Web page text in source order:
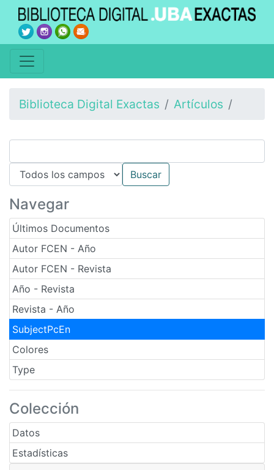
Biblioteca Digital Exactas Artículos
Navegar
Últimos Documentos
Autor FCEN - Año
Autor FCEN - Revista
Año - Revista
Revista - Año
SubjectPcEn
Colores
Type
Colección
Datos
Estadísticas